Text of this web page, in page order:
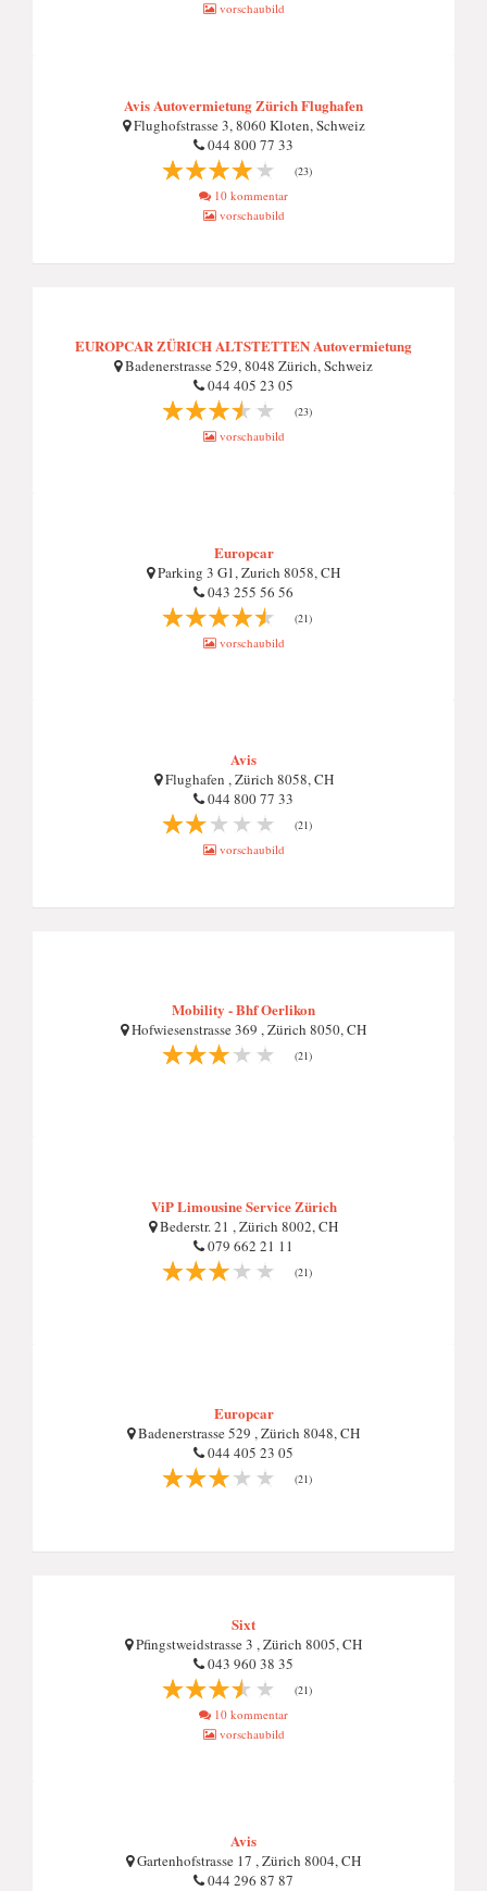
vorschaubild
Avis Autovermietung Zürich Flughafen
Flughofstrasse 3, 8060 Kloten, Schweiz
044 800 77 33
(23)
10 kommentar
vorschaubild
EUROPCAR ZÜRICH ALTSTETTEN Autovermietung
Badenerstrasse 529, 8048 Zürich, Schweiz
044 405 23 05
(23)
vorschaubild
Europcar
Parking 3 G1, Zurich 8058, CH
043 255 56 56
(21)
vorschaubild
Avis
Flughafen , Zürich 8058, CH
044 800 77 33
(21)
vorschaubild
Mobility - Bhf Oerlikon
Hofwiesenstrasse 369 , Zürich 8050, CH
(21)
ViP Limousine Service Zürich
Bederstr. 21 , Zürich 8002, CH
079 662 21 11
(21)
Europcar
Badenerstrasse 529 , Zürich 8048, CH
044 405 23 05
(21)
Sixt
Pfingstweidstrasse 3 , Zürich 8005, CH
043 960 38 35
(21)
10 kommentar
vorschaubild
Avis
Gartenhofstrasse 17 , Zürich 8004, CH
044 296 87 87